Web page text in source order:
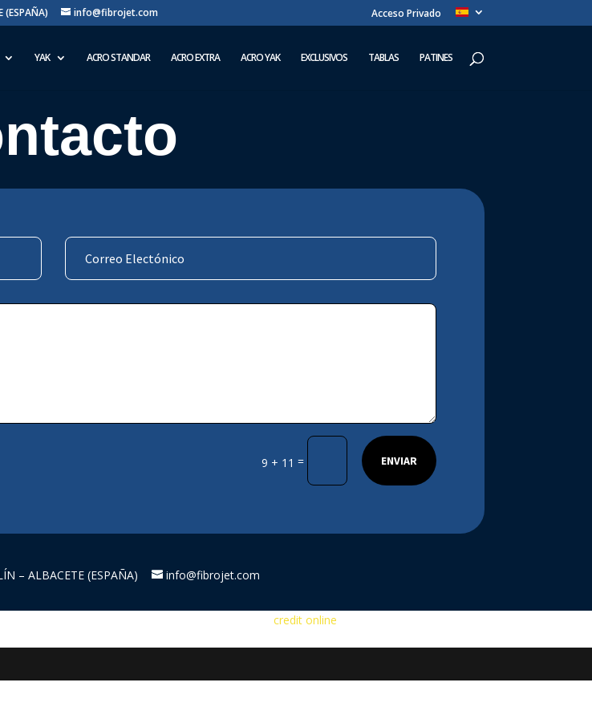
(ESPAÑA) info@fibrojet.com Acceso Privado
YAK ACRO STANDAR ACRO EXTRA ACRO YAK EXCLUSIVOS TABLAS PATINES
9 + 11 = ENVIAR
– ALBACETE (ESPAÑA) info@fibrojet.com
credit online